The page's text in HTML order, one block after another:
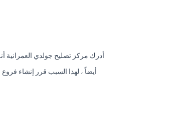
أدرك مركز تصليح جولدي العمرانية
أيضاً ، لهذا السبب قرر إنشاء